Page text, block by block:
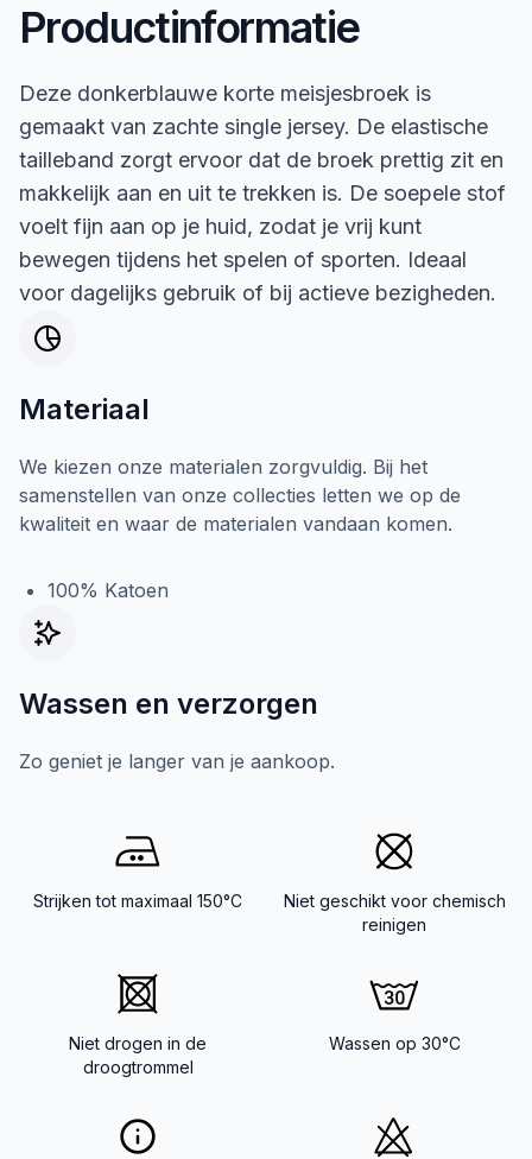
Productinformatie
Deze donkerblauwe korte meisjesbroek is
gemaakt van zachte single jersey. De elastische
tailleband zorgt ervoor dat de broek prettig zit en
makkelijk aan en uit te trekken is. De soepele stof
voelt fijn aan op je huid, zodat je vrij kunt
bewegen tijdens het spelen of sporten. Ideaal
voor dagelijks gebruik of bij actieve bezigheden.
Materiaal
We kiezen onze materialen zorgvuldig. Bij het
samenstellen van onze collecties letten we op de
kwaliteit en waar de materialen vandaan komen.
100% Katoen
Wassen en verzorgen
Zo geniet je langer van je aankoop.
Strijken tot maximaal 150°C
Niet geschikt voor chemisch
reinigen
Niet drogen in de
droogtrommel
Wassen op 30°C